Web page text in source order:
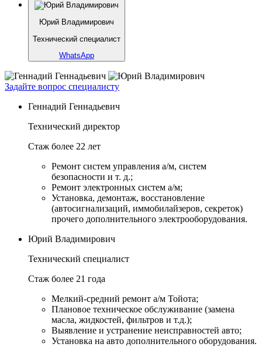
Юрий Владимирович
Технический специалист
WhatsApp
Задайте вопрос специалисту
Геннадий Геннадьевич
Технический директор
Стаж более 22 лет
Ремонт систем управления а/м, систем
безопасности и т. д.;
Ремонт электронных систем а/м;
Установка, демонтаж, восстановление
(автосигнализаций, иммобилайзеров, секреток)
прочего дополнительного электрооборудования.
Юрий Владимирович
Технический специалист
Стаж более 21 года
Мелкий-средний ремонт а/м Тойота;
Плановое техническое обслуживание (замена
масла, жидкостей, фильтров и т.д.);
Выявление и устранение неисправностей авто;
Установка на авто дополнительного оборудования.